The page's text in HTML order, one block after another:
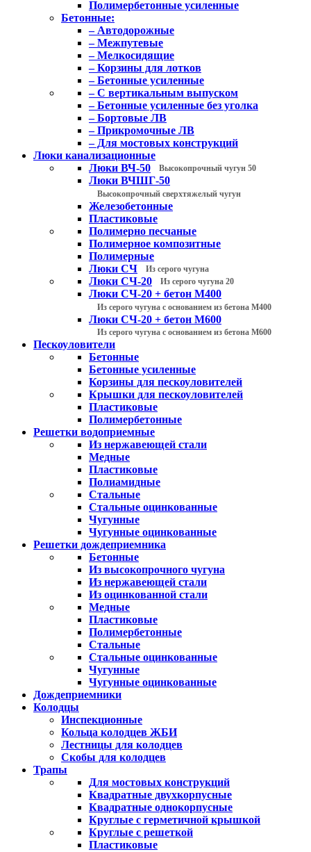
Полимербетонные усиленные
Бетонные:
– Автодорожные
– Межпутевые
– Мелкосидящие
– Корзины для лотков
– Бетонные усиленные
– С вертикальным выпуском
– Бетонные усиленные без уголка
– Бортовые ЛВ
– Прикромочные ЛВ
– Для мостовых конструкций
Люки канализационные
Люки ВЧ-50
Высокопрочный чугун 50
Люки ВЧШГ-50
Высокопрочный сверхтяжелый чугун
Железобетонные
Пластиковые
Полимерно песчаные
Полимерное композитные
Полимерные
Люки СЧ
Из серого чугуна
Люки СЧ-20 Из серого чугуна 20
Люки СЧ-20 + бетон М400
Из серого чугуна с основанием из бетона М400
Люки СЧ-20 + бетон М600
Из серого чугуна с основанием из бетона М600
Пескоуловители
Бетонные
Бетонные усиленные
Корзины для пескоуловителей
Крышки для пескоуловителей
Пластиковые
Полимербетонные
Решетки водоприемные
Из нержавеющей стали
Медные
Пластиковые
Полиамидные
Стальные
Стальные оцинкованные
Чугунные
Чугунные оцинкованные
Решетки дождеприемника
Бетонные
Из высокопрочного чугуна
Из нержавеющей стали
Из оцинкованной стали
Медные
Пластиковые
Полимербетонные
Стальные
Стальные оцинкованные
Чугунные
Чугунные оцинкованные
Дождеприемники
Колодцы
Инспекционные
Кольца колодцев ЖБИ
Лестницы для колодцев
Скобы для колодцев
Трапы
Для мостовых конструкций
Квадратные двухкорпусные
Квадратные однокорпусные
Круглые с герметичной крышкой
Круглые с решеткой
Пластиковые